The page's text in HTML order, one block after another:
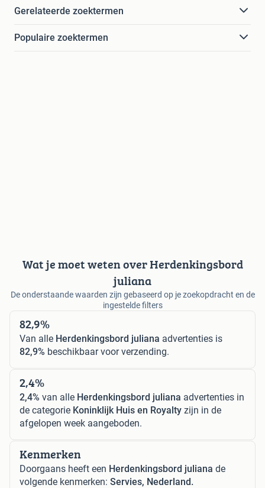
Gerelateerde zoektermen
Populaire zoektermen
Wat je moet weten over Herdenkingsbord
juliana
De onderstaande waarden zijn gebaseerd op je zoekopdracht en de
ingestelde filters
82,9%
Van alle Herdenkingsbord juliana advertenties is
82,9% beschikbaar voor verzending.
2,4%
2,4% van alle Herdenkingsbord juliana advertenties in
de categorie Koninklijk Huis en Royalty zijn in de
afgelopen week aangeboden.
Kenmerken
Doorgaans heeft een Herdenkingsbord juliana de
volgende kenmerken: Servies, Nederland.